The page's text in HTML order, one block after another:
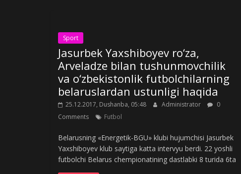
Sport
Jasurbek Yaxshiboyev ro‘za,
Arveladze bilan tushunmovchilik
va o‘zbekistonlik futbolchilarning
belaruslardan ustunligi haqida
25.12.2017, Dushanba, 05:48 Administrator
0
Comments
Futbol
Belarusning «Energetik-BGU» klubi hujumchisi Jasurbek
Yaxshiboyev klub saytiga katta intervyu berdi. 22 yoshli
futbolchi Belarus chempionatining dastlabki 8 turida 6ta